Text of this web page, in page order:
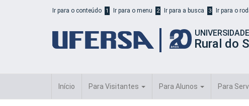
Ir para o conteúdo 1 Ir para o menu 2 Ir para a busca 3 Ir para o
Rural do
Início Para Visitantes Para Alunos Para